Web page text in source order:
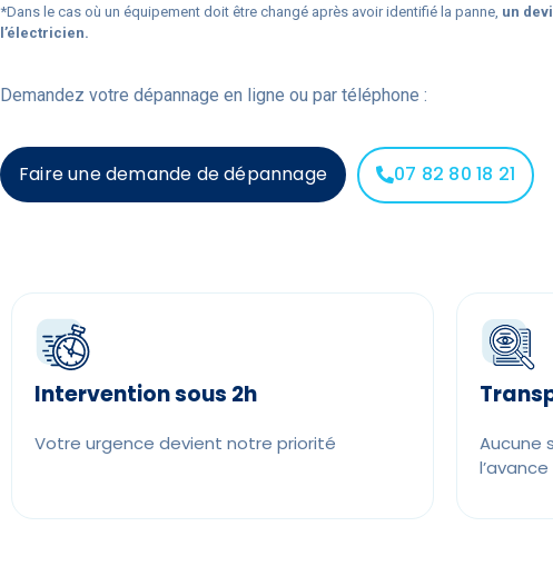
*Dans le cas où un équipement doit être changé après avoir identifié la panne, un
l’électricien.
Demandez votre dépannage en ligne ou par téléphone :
Faire une demande de dépannage 07 82 80 18 21
Intervention sous 2h
Votre urgence devient notre priorité
Aucune
l’avance